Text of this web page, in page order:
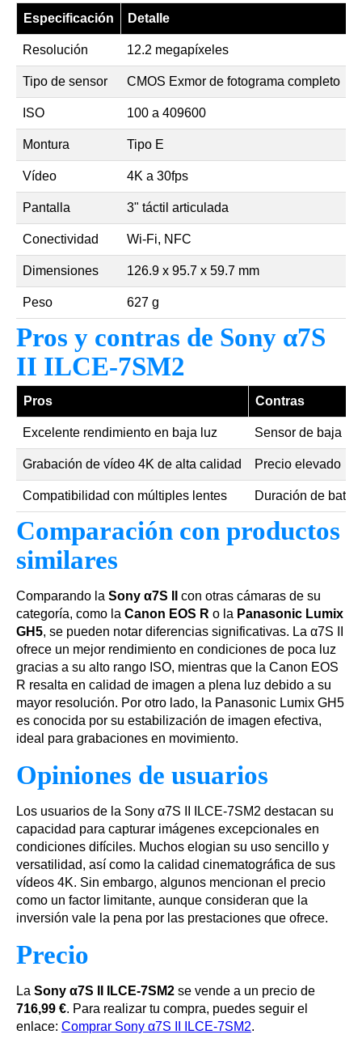
Especificación Detalle
Resolución 12.2 megapíxeles
Tipo de sensor CMOS Exmor de fotograma completo
ISO 100 a 409600
Montura Tipo E
Vídeo 4K a 30fps
Pantalla 3" táctil articulada
Conectividad Wi-Fi, NFC
Dimensiones 126.9 x 95.7 x 59.7 mm
Peso 627 g
Pros y contras de Sony α7S
II ILCE-7SM2
Pros Contras
Excelente rendimiento en baja luz Sensor de baja
Grabación de vídeo 4K de alta calidad Precio elevado
Compatibilidad con múltiples lentes Duración de
Comparación con productos
similares
Comparando la Sony α7S II
con otras cámaras de su
categoría, como la Canon EOS R o la Panasonic Lumix
GH5, se pueden notar diferencias significativas. La α7S II
ofrece un mejor rendimiento en condiciones de poca luz
gracias a su alto rango ISO, mientras que la Canon EOS
R resalta en calidad de imagen a plena luz debido a su
mayor resolución. Por otro lado, la Panasonic Lumix GH5
es conocida por su estabilización de imagen efectiva,
ideal para grabaciones en movimiento.
Opiniones de usuarios
Los usuarios de la Sony α7S II ILCE-7SM2 destacan su
capacidad para capturar imágenes excepcionales en
condiciones difíciles. Muchos elogian su uso sencillo y
versatilidad, así como la calidad cinematográfica de sus
vídeos 4K. Sin embargo, algunos mencionan el precio
como un factor limitante, aunque consideran que la
inversión vale la pena por las prestaciones que ofrece.
Precio
La Sony α7S II ILCE-7SM2 se vende a un precio de
716,99 €. Para realizar tu compra, puedes seguir el
enlace: Comprar Sony α7S II ILCE-7SM2.